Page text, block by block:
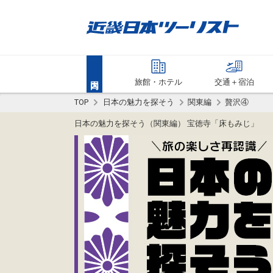
旅館・ホテル 交通＋宿泊
TOP 日本の魅力を探そう 関東編 贅沢④
日本の魅力を探そう（関東編） 宝徳寺「床もみじ」